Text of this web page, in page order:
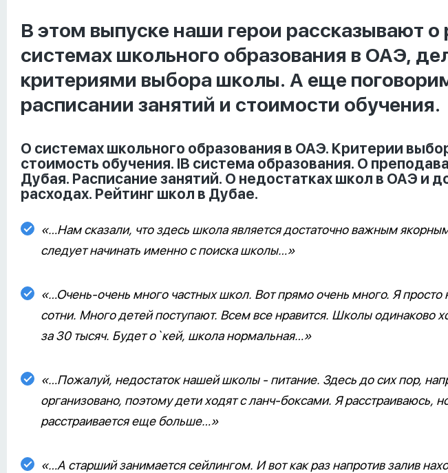
В этом выпуске наши герои рассказывают о
системах школьного образования в ОАЭ,
критериями выбора школы. А еще
расписании занятий и стоимости обучения.
О системах школьного образования в ОАЭ. Критерии
стоимость обучения. IB система образования. О
Дубая. Расписание занятий. О недостатках школ в ОАЭ и
расходах. Рейтинг школ в Дубае.
«…Нам сказали, что здесь школа является достаточно важным
следует начинать именно с поиска школы…»
«…Очень-очень много частных школ. Вот прямо очень много. Я просто
сотни. Много детей поступают. Всем все нравится. Школы одинаково
за 30 тысяч. Будет о`кей, школа нормальная…»
«…Пожалуй, недостаток нашей школы - питание. Здесь до сих пор,
организовано, поэтому дети ходят с ланч-боксами. Я расстраиваюсь,
расстраивается еще больше…»
«…А старший занимается сейлингом. И вот как раз напротив залив